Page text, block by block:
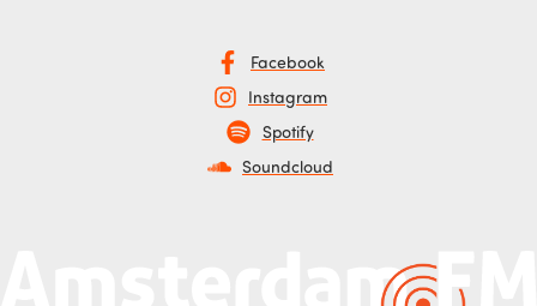
Facebook
Instagram
Spotify
Soundcloud